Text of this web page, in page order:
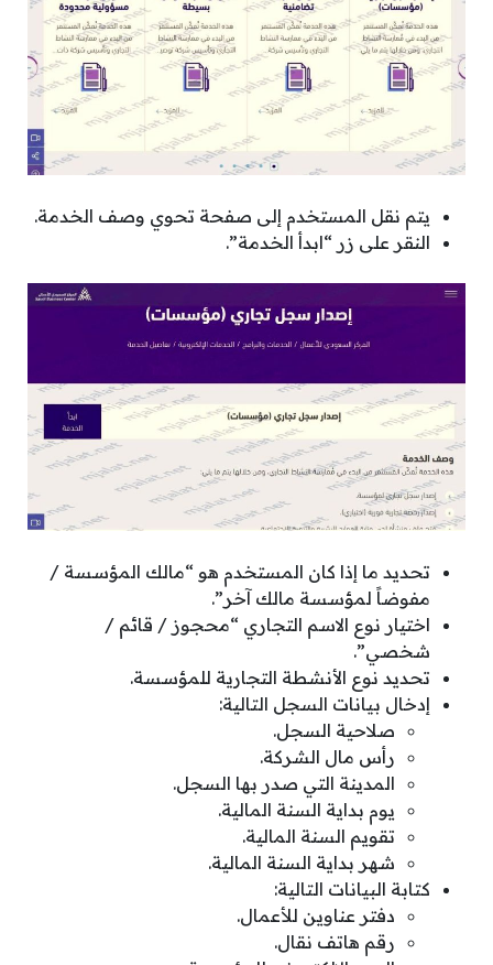
يتم نقل المستخدم إلى صفحة تحوي وصف الخدمة.
النقر على زر “ابدأ الخدمة”.
تحديد ما إذا كان المستخدم هو “مالك المؤسسة /
مفوضاً لمؤسسة مالك آخر”.
اختيار نوع الاسم التجاري “محجوز / قائم /
شخصي”.
تحديد نوع الأنشطة التجارية للمؤسسة.
إدخال بيانات السجل التالية:
صلاحية السجل.
رأس مال الشركة.
المدينة التي صدر بها السجل.
يوم بداية السنة المالية.
تقويم السنة المالية.
شهر بداية السنة المالية.
كتابة البيانات التالية:
دفتر عناوين للأعمال.
رقم هاتف نقال.